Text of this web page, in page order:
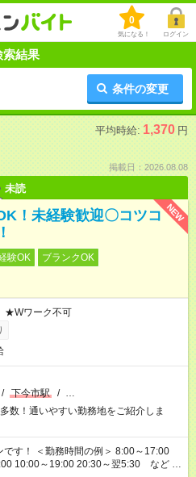
0
気になる！ ログイン
索結果
条件の変更
平均時給: 1,370 円
掲載日：2026.08.08
未読
NEW
！未経験歓迎〇コツコ
験OK
ブランクOK
★Wワーク不可
/ 下今市駅 / …
数！通いやすい勤務地をご紹介しま
8:00～17:00
10:00～19:00 20:30～翌5:30 など ★